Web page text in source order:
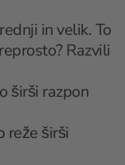
in velik. To
Razvili
širši razpon
reže širši